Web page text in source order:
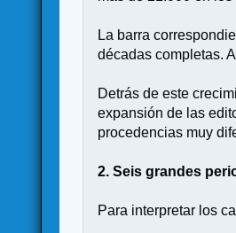
La barra
décadas completas.
Detrás de este
expansión de las
procedencias muy
2. Seis grandes
Para interpretar los